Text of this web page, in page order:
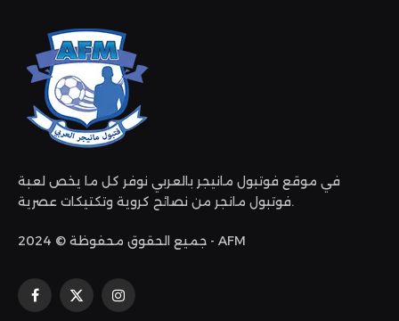
في موقع فوتبول مانيجر بالعربي نوفر كل ما يخص لعبة
فوتبول مانجر من نصائح كروية وتكتيكات عصرية.
جميع الحقوق محفوظة © 2024 - AFM
فيسبوك
X
الانستغرام